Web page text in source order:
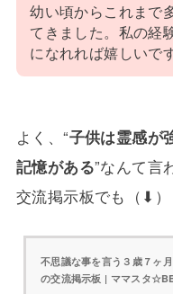
幼い頃からこれまで
てきました。私の経
になれれば嬉しいで
よく、“子供は霊感が
記憶がある”なんて言
交流掲示板でも（⬇）
不思議な事を言う３歳７ヶ
の交流掲示板 | ママスタ